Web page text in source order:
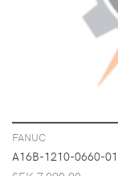
FANUC
A16B-1210-0660-01